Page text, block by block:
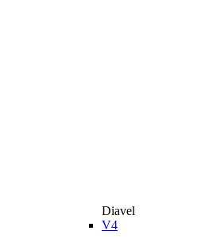
Diavel
V4